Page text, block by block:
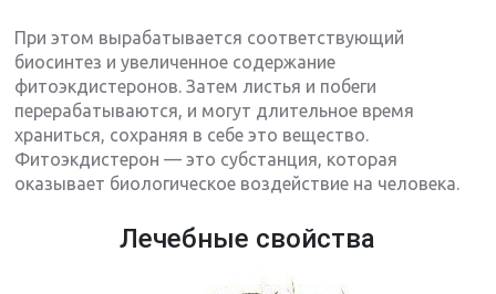
При этом вырабатывается соответствующий
биосинтез и увеличенное содержание
фитоэкдистеронов. Затем листья и побеги
перерабатываются, и могут длительное время
храниться, сохраняя в себе это вещество.
Фитоэкдистерон — это субстанция, которая
оказывает биологическое воздействие на человека.
Лечебные свойства